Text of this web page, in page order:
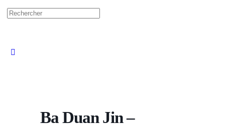
Recherche
pour:
Ba Duan Jin –